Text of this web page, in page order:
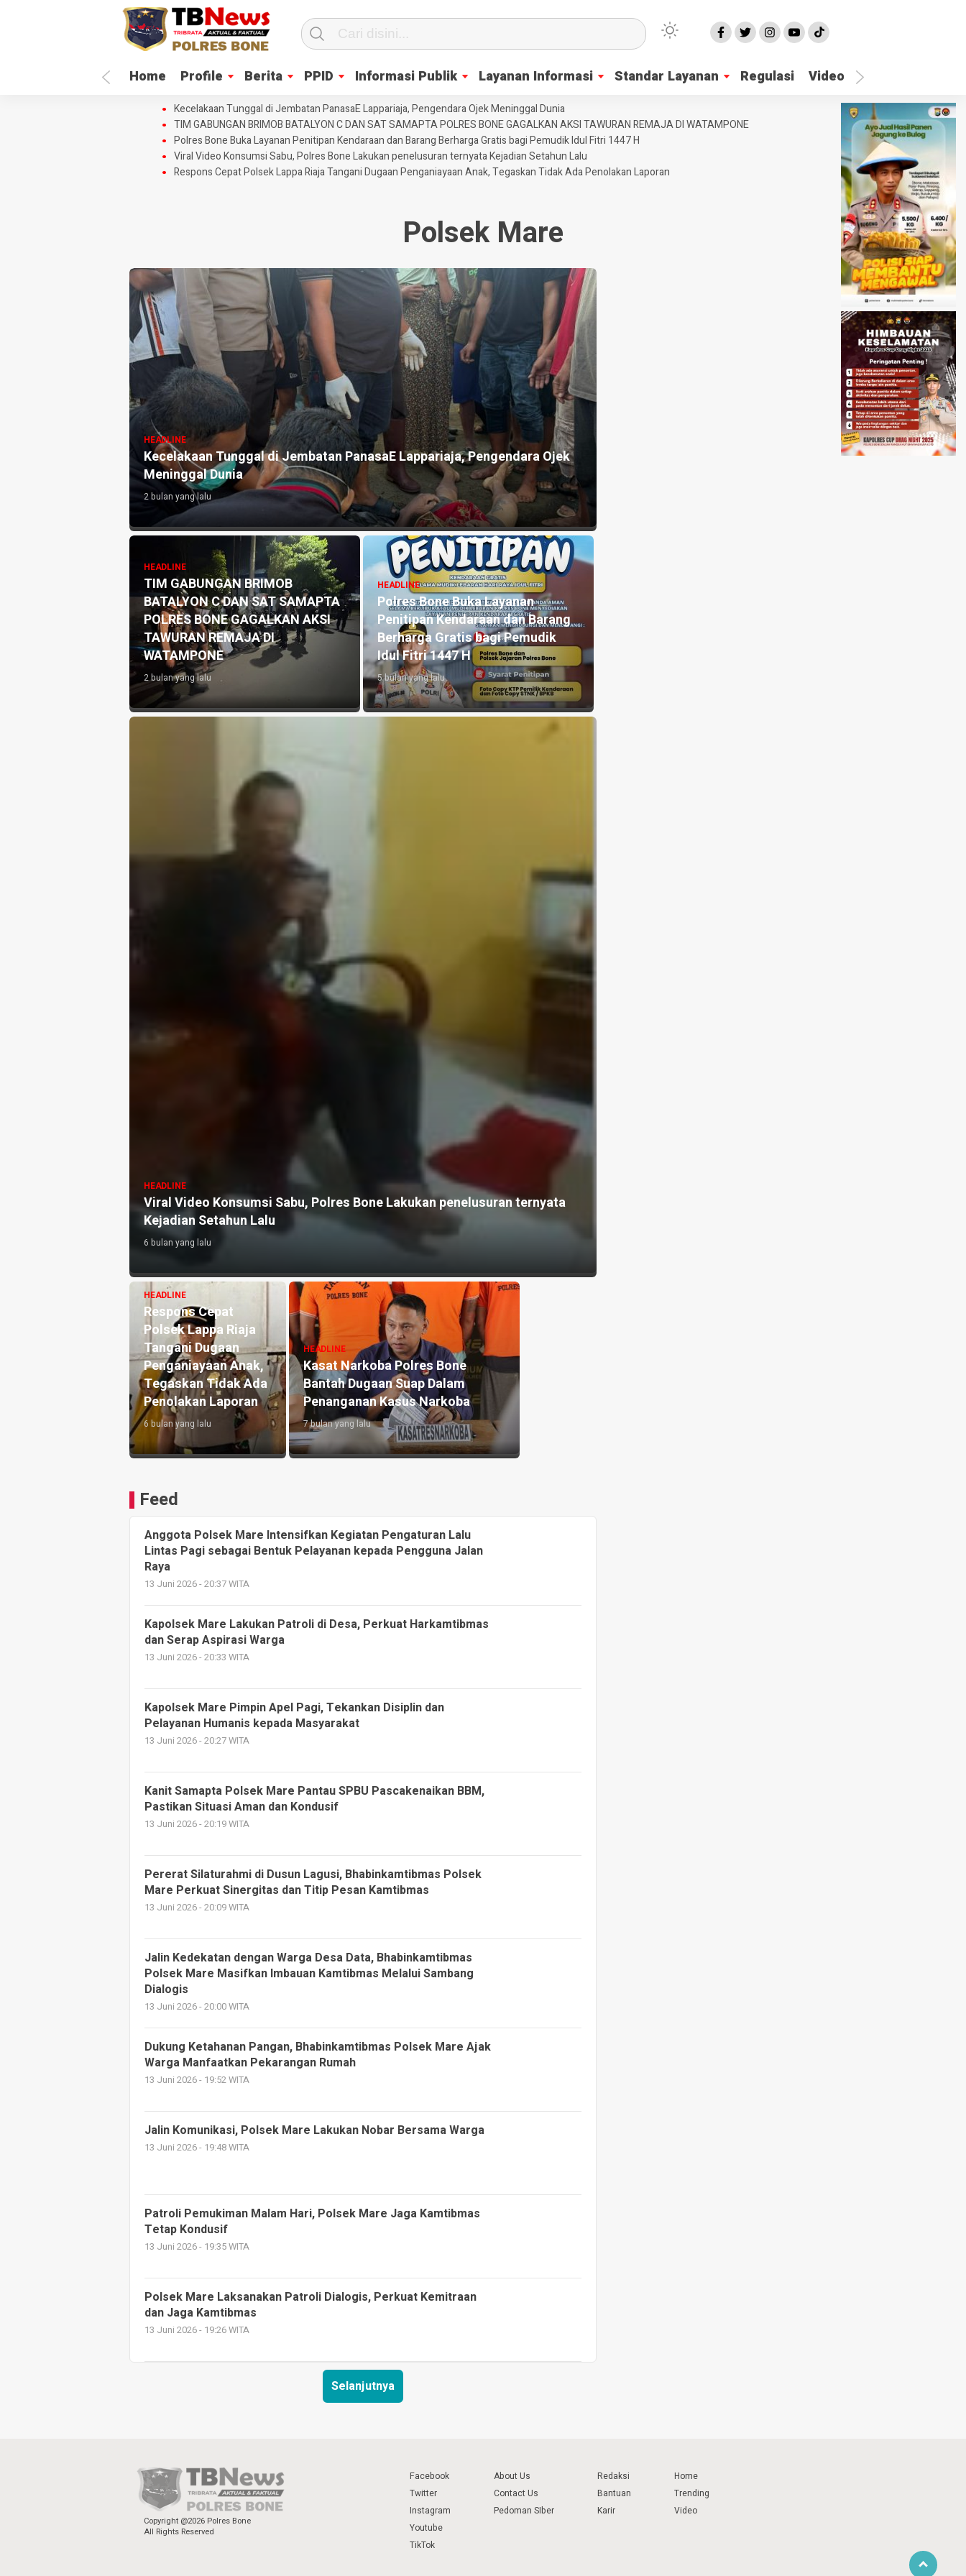
Home Profile Berita PPID Informasi Publik Layanan Informasi Standar Layanan Regulasi Video Lapor Gangguan
Kecelakaan Tunggal di Jembatan PanasaE Lappariaja, Pengendara Ojek Meninggal Dunia
TIM GABUNGAN BRIMOB BATALYON C DAN SAT SAMAPTA POLRES BONE GAGALKAN AKSI TAWURAN REMAJA DI WATAMPONE
Polres Bone Buka Layanan Penitipan Kendaraan dan Barang Berharga Gratis bagi Pemudik Idul Fitri 1447 H
Viral Video Konsumsi Sabu, Polres Bone Lakukan penelusuran ternyata Kejadian Setahun Lalu
Respons Cepat Polsek Lappa Riaja Tangani Dugaan Penganiayaan Anak, Tegaskan Tidak Ada Penolakan Laporan
Polsek Mare
HEADLINE
Kecelakaan Tunggal di Jembatan PanasaE Lappariaja, Pengendara Ojek
Meninggal Dunia
2 bulan yang lalu
HEADLINE
TIM GABUNGAN BRIMOB
BATALYON C DAN SAT SAMAPTA
POLRES BONE GAGALKAN AKSI
TAWURAN REMAJA DI
WATAMPONE
2 bulan yang lalu
HEADLINE
Polres Bone Buka Layanan
Penitipan Kendaraan dan Barang
Berharga Gratis bagi Pemudik
Idul Fitri 1447 H
5 bulan yang lalu
HEADLINE
Viral Video Konsumsi Sabu, Polres Bone Lakukan penelusuran ternyata
Kejadian Setahun Lalu
6 bulan yang lalu
HEADLINE
Respons Cepat
Polsek Lappa Riaja
Tangani Dugaan
Penganiayaan Anak,
Tegaskan Tidak Ada
Penolakan Laporan
6 bulan yang lalu
HEADLINE
Kasat Narkoba Polres Bone
Bantah Dugaan Suap Dalam
Penanganan Kasus Narkoba
7 bulan yang lalu
Feed
Anggota Polsek Mare Intensifkan Kegiatan Pengaturan Lalu
Lintas Pagi sebagai Bentuk Pelayanan kepada Pengguna Jalan
Raya
13 Juni 2026 - 20:37 WITA
Kapolsek Mare Lakukan Patroli di Desa, Perkuat Harkamtibmas
dan Serap Aspirasi Warga
13 Juni 2026 - 20:33 WITA
Kapolsek Mare Pimpin Apel Pagi, Tekankan Disiplin dan
Pelayanan Humanis kepada Masyarakat
13 Juni 2026 - 20:27 WITA
Kanit Samapta Polsek Mare Pantau SPBU Pascakenaikan BBM,
Pastikan Situasi Aman dan Kondusif
13 Juni 2026 - 20:19 WITA
Pererat Silaturahmi di Dusun Lagusi, Bhabinkamtibmas Polsek
Mare Perkuat Sinergitas dan Titip Pesan Kamtibmas
13 Juni 2026 - 20:09 WITA
Jalin Kedekatan dengan Warga Desa Data, Bhabinkamtibmas
Polsek Mare Masifkan Imbauan Kamtibmas Melalui Sambang
Dialogis
13 Juni 2026 - 20:00 WITA
Dukung Ketahanan Pangan, Bhabinkamtibmas Polsek Mare Ajak
Warga Manfaatkan Pekarangan Rumah
13 Juni 2026 - 19:52 WITA
Jalin Komunikasi, Polsek Mare Lakukan Nobar Bersama Warga
13 Juni 2026 - 19:48 WITA
Patroli Pemukiman Malam Hari, Polsek Mare Jaga Kamtibmas
Tetap Kondusif
13 Juni 2026 - 19:35 WITA
Polsek Mare Laksanakan Patroli Dialogis, Perkuat Kemitraan
dan Jaga Kamtibmas
13 Juni 2026 - 19:26 WITA
Selanjutnya
Copyright @2026 Polres Bone
All Rights Reserved
Facebook
Twitter
Instagram
Youtube
TikTok
About Us
Contact Us
Pedoman SIber
Redaksi
Bantuan
Karir
Home
Trending
Video